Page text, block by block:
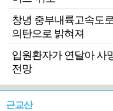
창녕 중부내륙고속도
의탄으로 밝혀져
입원환자가 연달아 사
전망
근교산